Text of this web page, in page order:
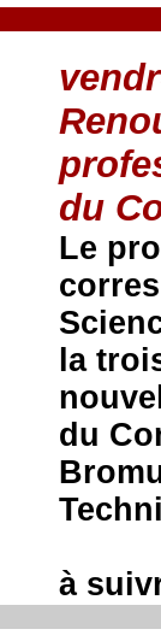
du
Le
la
du
à